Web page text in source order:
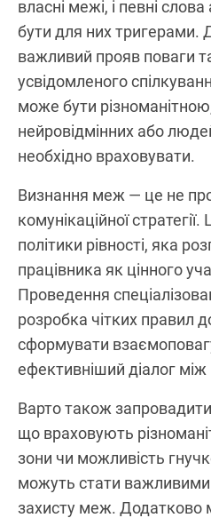
власні межі, і певні
бути для них
важливий прояв поваги
усвідомленого
може бути
нейровідмінних або
необхідно враховувати.
Визнання меж — це не
комунікаційної
політики рівності, яка
працівника як цінного
Проведення
розробка чітких правил
сформувати
ефективніший діалог
Варто також запровадити
що враховують
зони чи можливість
можуть стати
захисту меж. Додатково